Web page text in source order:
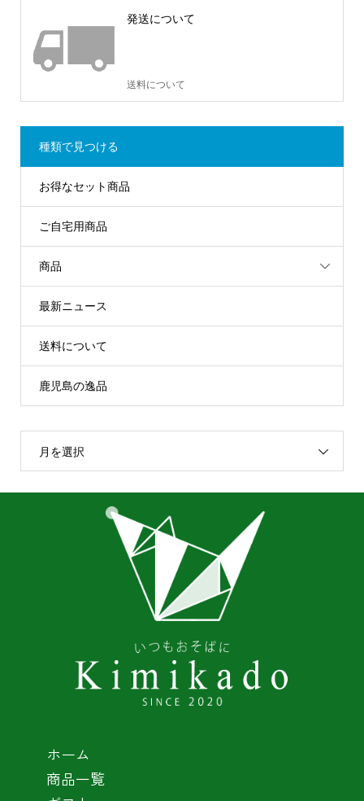
発送について
送料について
種類で見つける
お得なセット商品
ご自宅用商品
商品
最新ニュース
送料について
鹿児島の逸品
月を選択
ホーム
商品一覧